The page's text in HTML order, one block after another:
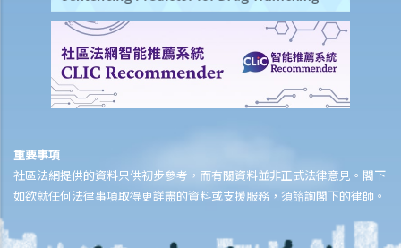
1. 父親對非婚生子女有父母權利嗎？如果非婚生子女在出生登記時未有
註冊父親名字，該名父親其後是否可以行使父母權利？需要子女的母親
同意嗎？是否需要任何證據（例如脱氧核醣核酸測試報告）？
2. 在香港，同性伴侶是否享有與異性伴侶相同的育兒權？
3. 未滿18歲的青少年能不顧父母反對整容嗎？
5. 體罰與暴力：界限是甚麼？
管養和監護兒童
B. 由法庭委任監護人
重要事項
社區法網提供的資料只供初步參考，而有關資料並非正式法律意見。閣下
如欲就任何法律事項取得更詳盡的資料或支援服務，須諮詢閣下的律師。